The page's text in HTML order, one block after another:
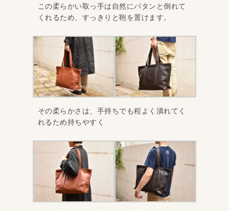
この柔らかい取っ手は自然にパタンと倒れて
くれるため、すっきりと鞄を置けます。
その柔らかさは、手持ちでも程よく潰れてく
れるため持ちやすく